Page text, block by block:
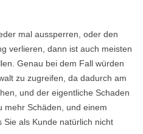
mal aussperren, oder den
verlieren, dann ist auch meisten
Genau bei dem Fall würden
zu zugreifen, da dadurch am
und der eigentliche Schaden
mehr Schäden, und einem
Sie als Kunde natürlich nicht